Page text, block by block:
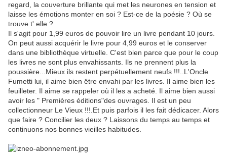
regard, la couverture brillante qui met les neurones en tension et
laisse les émotions monter en soi ? Est-ce de la poésie ? Où se
trouve t' elle ?
Il s'agit pour 1,99 euros de pouvoir lire un livre pendant 10 jours.
On peut aussi acquérir le livre pour 4,99 euros et le conserver
dans une bibliothèque virtuelle. C'est bien parce que pour le coup
les livres ne sont plus envahissants. Ils ne prennent plus la
poussière...Mieux ils restent perpétuellement neufs !!!..L'Oncle
Fumetti lui, il aime bien être envahi par les livres. Il aime bien les
feuilleter. Il aime se rappeler où il les a acheté. Il aime bien aussi
avoir les " Premières éditions"des ouvrages. Il est un peu
collectionneur Le Vieux !!!.Et puis parfois il les fait dédicacer. Alors
que faire ? Concilier les deux ? Laissons du temps au temps et
continuons nos bonnes vieilles habitudes.